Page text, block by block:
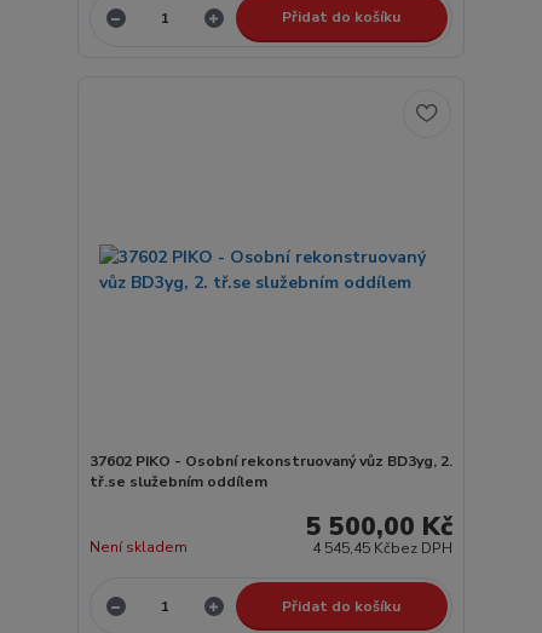
Přidat do košíku
37602 PIKO - Osobní rekonstruovaný vůz BD3yg, 2.
tř.se služebním oddílem
5 500,00 Kč
4 545,45 Kčbez DPH
Není skladem
Přidat do košíku